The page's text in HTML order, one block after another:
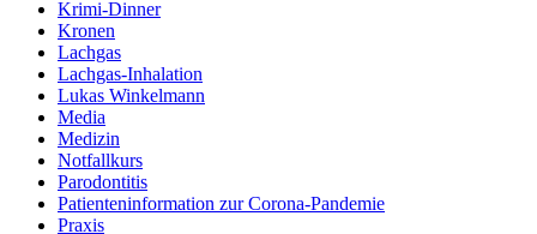
Krimi-Dinner
Kronen
Lachgas
Lachgas-Inhalation
Lukas Winkelmann
Media
Medizin
Notfallkurs
Parodontitis
Patienteninformation zur Corona-Pandemie
Praxis